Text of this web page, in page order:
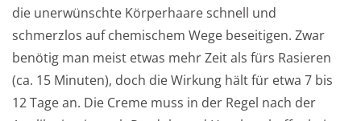
die unerwünschte Körperhaare schnell und
schmerzlos auf chemischem Wege beseitigen. Zwar
benötig man meist etwas mehr Zeit als fürs Rasieren
(ca. 15 Minuten), doch die Wirkung hält für etwa 7 bis
12 Tage an. Die Creme muss in der Regel nach der